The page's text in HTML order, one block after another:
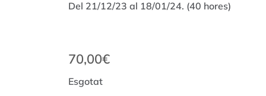
Del 21/12/23 al 18/01/24. (40 hores)
70,00€
Esgotat